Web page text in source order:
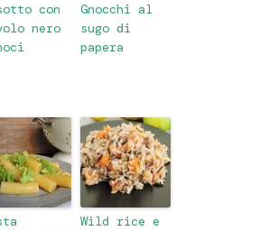
con
nero
Gnocchi al
sugo di
papera
Wild rice e